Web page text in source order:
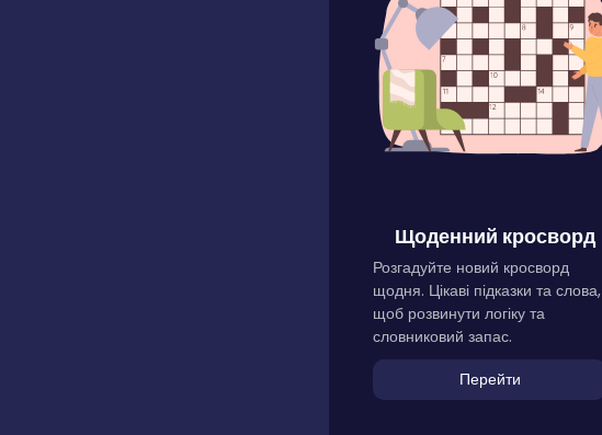
Щоденний кросворд
Розгадуйте новий кросворд
щодня. Цікаві підказки та слова,
щоб розвинути логіку та
словниковий запас.
Перейти